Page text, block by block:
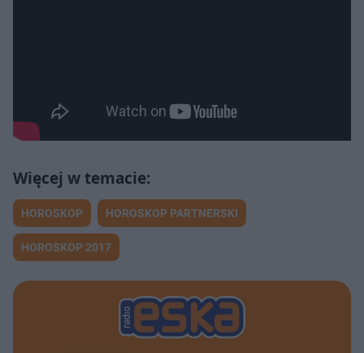
HOROSKOP HOROSKOP PARTNERSKI
HOROSKOP 2017